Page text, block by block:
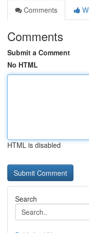
Comments
Comments
Submit a Comment
No HTML
HTML is disabled
Search